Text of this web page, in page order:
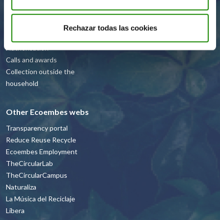
Rechazar todas las cookies
recommendations
Authorisation
Calls and awards
Collection outside the
household
Other Ecoembes webs
Transparency portal
Reduce Reuse Recycle
Ecoembes Employment
TheCircularLab
TheCircularCampus
Naturaliza
La Música del Reciclaje
Libera